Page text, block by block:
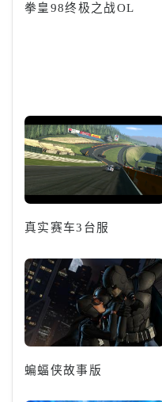
拳皇98终极之战OL
真实赛车3台服
蝙蝠侠故事版